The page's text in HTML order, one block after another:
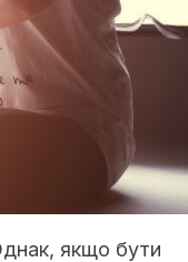
якщо бути